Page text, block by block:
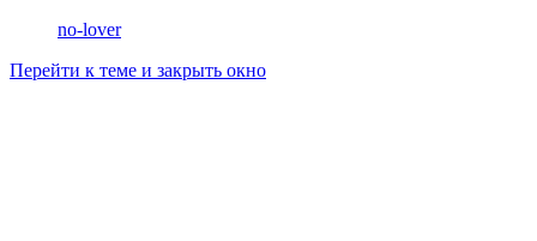
no-lover
Перейти к теме и закрыть окно